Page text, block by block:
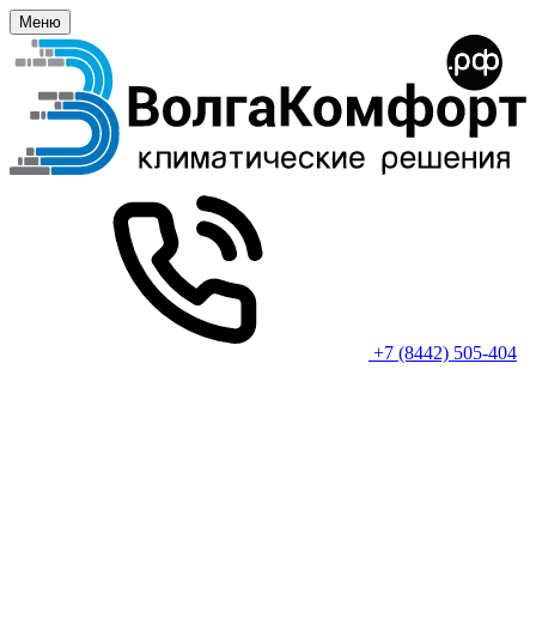
Меню
+7 (8442) 505-404